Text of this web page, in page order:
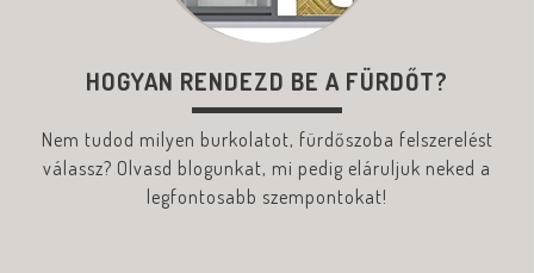
HOGYAN RENDEZD BE A FÜRDŐT?
Nem tudod milyen burkolatot, fürdőszoba felszerelést
válassz? Olvasd blogunkat, mi pedig eláruljuk neked a
legfontosabb szempontokat!